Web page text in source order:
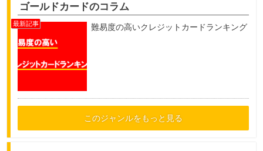
ゴールドカードのコラム
難易度の高いクレジットカードランキング
このジャンルをもっと見る